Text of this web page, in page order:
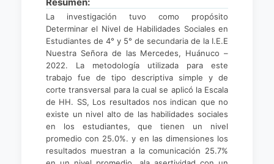
La investigación tuvo como propósito
Determinar el Nivel de Habilidades Sociales en
Estudiantes de 4° y 5° de secundaria de la I.E.E
Nuestra Señora de las Mercedes, Huánuco –
2022. La metodología utilizada para este
trabajo fue de tipo descriptiva simple y de
corte transversal para la cual se aplicó la Escala
de HH. SS, Los resultados nos indican que no
existe un nivel alto de las habilidades sociales
en los estudiantes, que tienen un nivel
promedio con 25.0%. y en las dimensiones los
resultados muestran a la comunicación 25.7%